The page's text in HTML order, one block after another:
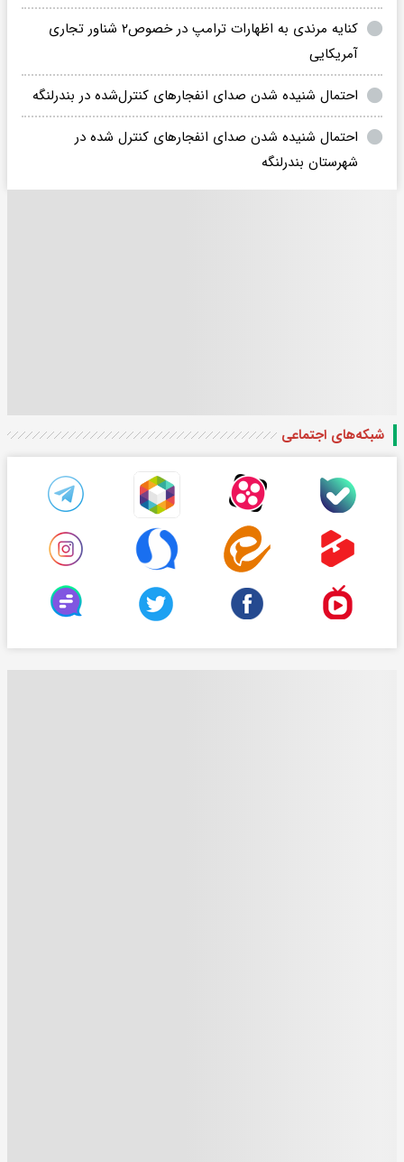
کنایه مرندی به اظهارات ترامپ در خصوص۲ شناور تجاری
آمریکایی
احتمال شنیده شدن صدای انفجارهای کنترل‌شده در بندرلنگه
احتمال شنیده شدن صدای انفجارهای کنترل شده در
شهرستان بندرلنگه
شبکه‌های اجتماعی